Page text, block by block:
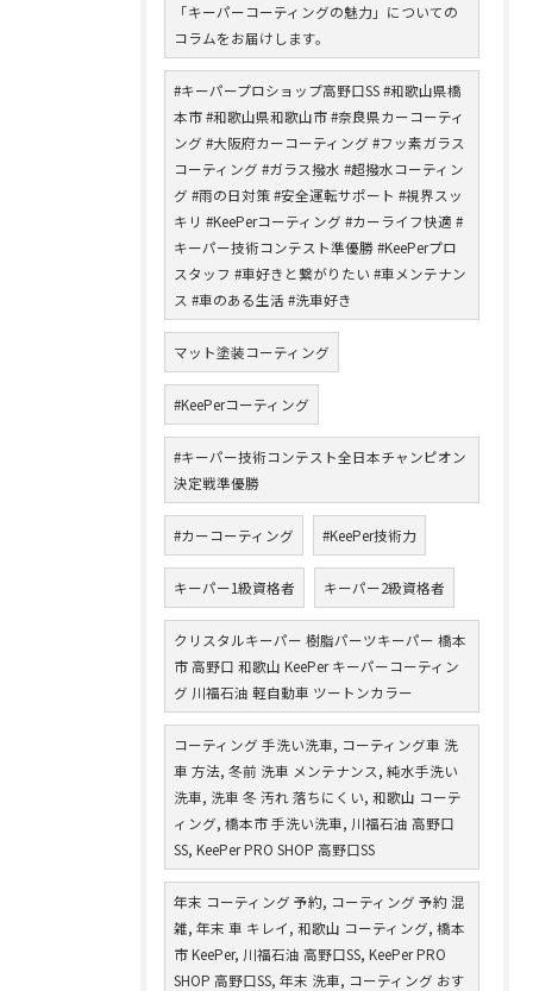
「キーパーコーティングの魅力」についての
コラムをお届けします。
#キーパープロショップ高野口SS #和歌山県橋
本市 #和歌山県和歌山市 #奈良県カーコーティ
ング #大阪府カーコーティング #フッ素ガラス
コーティング #ガラス撥水 #超撥水コーティン
グ #雨の日対策 #安全運転サポート #視界スッ
キリ #KeePerコーティング #カーライフ快適 #
キーパー技術コンテスト準優勝 #KeePerプロ
スタッフ #車好きと繋がりたい #車メンテナン
ス #車のある生活 #洗車好き
マット塗装コーティング
#KeePerコーティング
#キーパー技術コンテスト全日本チャンピオン
決定戦準優勝
#カーコーティング #KeePer技術力
キーパー1級資格者 キーパー2級資格者
クリスタルキーパー 樹脂パーツキーパー 橋本
市 高野口 和歌山 KeePer キーパーコーティン
グ 川福石油 軽自動車 ツートンカラー
コーティング 手洗い洗車, コーティング車 洗
車 方法, 冬前 洗車 メンテナンス, 純水手洗い
洗車, 洗車 冬 汚れ 落ちにくい, 和歌山 コーテ
ィング, 橋本市 手洗い洗車, 川福石油 高野口
SS, KeePer PRO SHOP 高野口SS
年末 コーティング 予約, コーティング 予約 混
雑, 年末 車 キレイ, 和歌山 コーティング, 橋本
市 KeePer, 川福石油 高野口SS, KeePer PRO
SHOP 高野口SS, 年末 洗車, コーティング おす